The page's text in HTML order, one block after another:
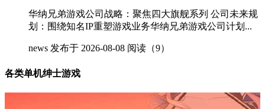
华纳兄弟游戏公司战略：聚焦四大旗舰系列 公司未来规
划：围绕知名IP重塑游戏业务华纳兄弟游戏公司计划...
news 发布于 2026-08-08 阅读（9）
各类单机绅士游戏